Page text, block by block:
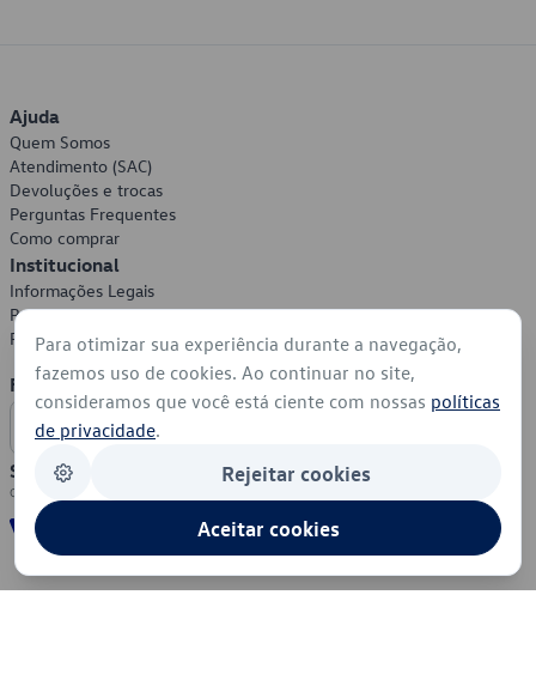
Ajuda
Quem Somos
Atendimento (SAC)
Devoluções e trocas
Perguntas Frequentes
Como comprar
Institucional
Informações Legais
Política de Privacidade
Política de Cookies
Formas de Pagamento
Segurança
Para otimizar sua experiência durante a navegação,
fazemos uso de cookies. Ao continuar no site,
consideramos que você está ciente com nossas políticas
de privacidade.
Rejeitar cookies
Aceitar cookies